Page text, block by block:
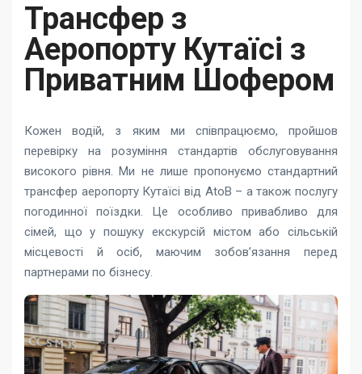
Трансфер з
Аеропорту Кутаїсі з
Приватним Шофером
Кожен водій, з яким ми співпрацюємо, пройшов
перевірку на розуміння стандартів обслуговування
високого рівня. Ми не лише пропонуємо стандартний
трансфер аеропорту Кутаїсі від AtoB – а також послугу
погодинної поїздки. Це особливо привабливо для
сімей, що у пошуку екскурсій містом або сільській
місцевості й осіб, маючим зобов’язання перед
партнерами по бізнесу.